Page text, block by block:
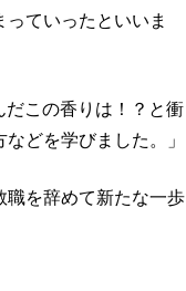
ていったといいま
だこの香りは！？と衝
どを学びました。」
職を辞めて新たな一歩